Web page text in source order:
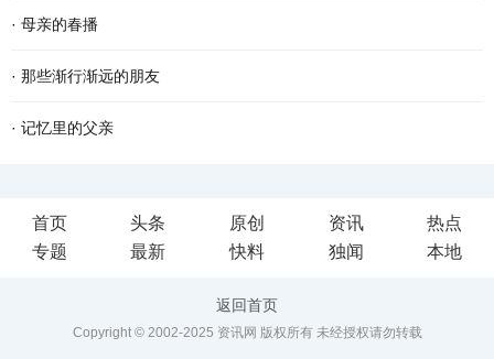
还在做最后的挣扎，企图在人间制造出最后的一点风浪，但是大地的
深处已被喊醒，春天的温暖势不可挡，无论是天...
到了一定年龄，回望过去，有很多美好的回忆，仿佛还鲜活如昨，历
历在目。然而故事却再也无法重演了。 物是人非事事休，唯有剩
下“人面不知何处去，桃花依旧笑春风”的无奈感伤...
· 母亲的春播
春云卷卷，阳光熙和，大好春光正适春播。记忆中的母亲春天把番薯
苗种下去，秋风一吹，榔头大的番薯就从地里刨出来，我家的篱笆小
· 那些渐行渐远的朋友
我的同事何燕和李晨，多年来一直性情相投，不仅是好同事，更是好
区，被我们称为一对“形影不离的姐妹花”。 可是...
· 记忆里的父亲
候，一位14岁入伍，革命一生，获得过20多枚军功章的老兵的名字频
首页 头条 原创 资讯
热点
专题
最新 快料 独闻 本地
返回首页
Copyright © 2002-2025 资讯网 版权所有 未经授权请勿转载